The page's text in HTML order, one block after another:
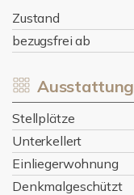
Zustand
bezugsfrei ab
Ausstattung
Stellplätze
Unterkellert
Einliegerwohnung
Denkmalgeschützt